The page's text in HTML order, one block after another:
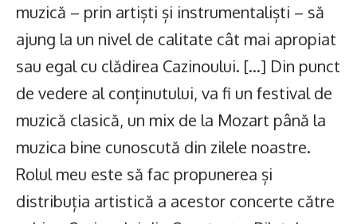
muzică – prin artiști și instrumentaliști – să
ajung la un nivel de calitate cât mai apropiat
sau egal cu clădirea Cazinoului. […] Din punct
de vedere al conținutului, va fi un festival de
muzică clasică, un mix de la Mozart până la
muzica bine cunoscută din zilele noastre.
Rolul meu este să fac propunerea și
distribuția artistică a acestor concerte către